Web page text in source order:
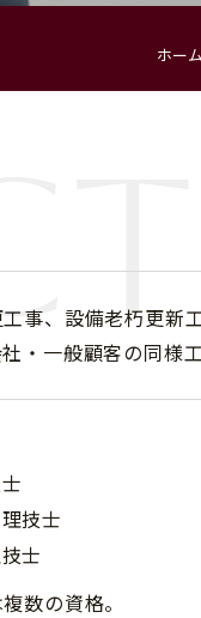
ホーム
事、設備老朽更新
・一般顧客の同様
技士
士
数の資格。